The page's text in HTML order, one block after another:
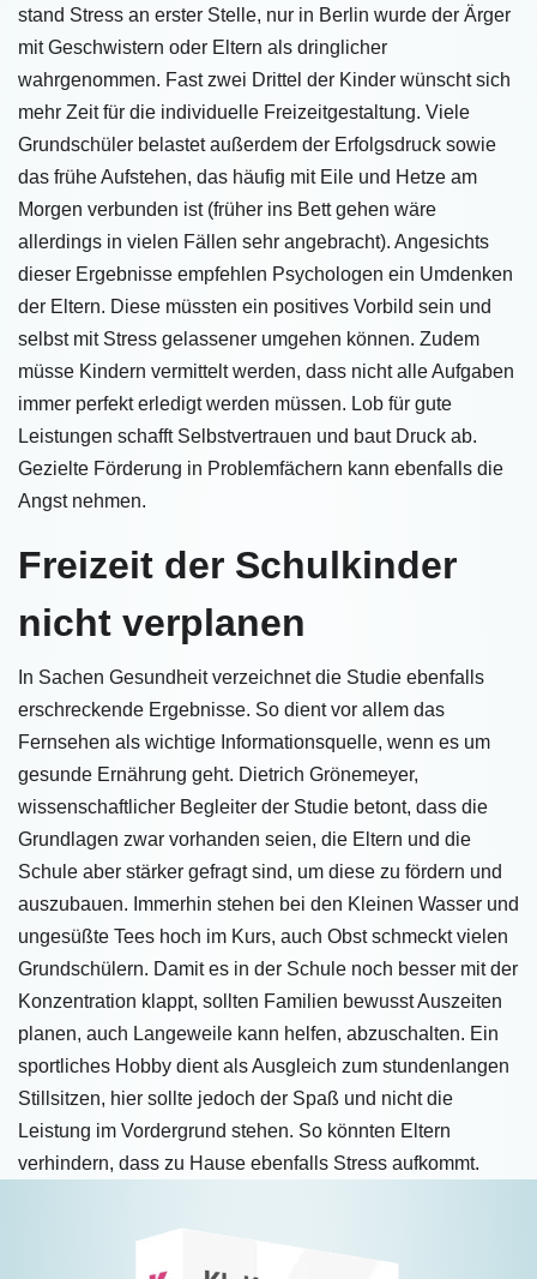
stand Stress an erster Stelle, nur in Berlin wurde der Ärger
mit Geschwistern oder Eltern als dringlicher
wahrgenommen. Fast zwei Drittel der Kinder wünscht sich
mehr Zeit für die individuelle Freizeitgestaltung. Viele
Grundschüler belastet außerdem der Erfolgsdruck sowie
das frühe Aufstehen, das häufig mit Eile und Hetze am
Morgen verbunden ist (früher ins Bett gehen wäre
allerdings in vielen Fällen sehr angebracht). Angesichts
dieser Ergebnisse empfehlen Psychologen ein Umdenken
der Eltern. Diese müssten ein positives Vorbild sein und
selbst mit Stress gelassener umgehen können. Zudem
müsse Kindern vermittelt werden, dass nicht alle Aufgaben
immer perfekt erledigt werden müssen. Lob für gute
Leistungen schafft Selbstvertrauen und baut Druck ab.
Gezielte Förderung in Problemfächern kann ebenfalls die
Angst nehmen.
Freizeit der Schulkinder
nicht verplanen
In Sachen Gesundheit verzeichnet die Studie ebenfalls
erschreckende Ergebnisse. So dient vor allem das
Fernsehen als wichtige Informationsquelle, wenn es um
gesunde Ernährung geht. Dietrich Grönemeyer,
wissenschaftlicher Begleiter der Studie betont, dass die
Grundlagen zwar vorhanden seien, die Eltern und die
Schule aber stärker gefragt sind, um diese zu fördern und
auszubauen. Immerhin stehen bei den Kleinen Wasser und
ungesüßte Tees hoch im Kurs, auch Obst schmeckt vielen
Grundschülern. Damit es in der Schule noch besser mit der
Konzentration klappt, sollten Familien bewusst Auszeiten
planen, auch Langeweile kann helfen, abzuschalten. Ein
sportliches Hobby dient als Ausgleich zum stundenlangen
Stillsitzen, hier sollte jedoch der Spaß und nicht die
Leistung im Vordergrund stehen. So könnten Eltern
verhindern, dass zu Hause ebenfalls Stress aufkommt.